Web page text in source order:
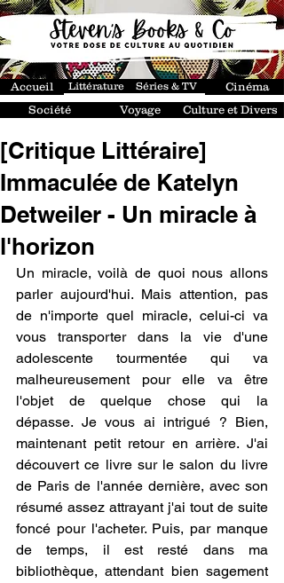
Cinéma
Culture et Divers
Séries & TV
Voyage
Société
Accueil Littérature
[Critique Littéraire]
Immaculée de Katelyn
Detweiler - Un miracle à
l'horizon
Un miracle, voilà de quoi nous allons
parler aujourd'hui. Mais attention, pas
de n'importe quel miracle, celui-ci va
vous transporter dans la vie d'une
adolescente tourmentée qui va
malheureusement pour elle va être
l'objet de quelque chose qui la
dépasse. Je vous ai intrigué ? Bien,
maintenant petit retour en arrière. J'ai
découvert ce livre sur le salon du livre
de Paris de l'année dernière, avec son
résumé assez attrayant j'ai tout de suite
foncé pour l'acheter. Puis, par manque
de temps, il est resté dans ma
bibliothèque, attendant bien sagement